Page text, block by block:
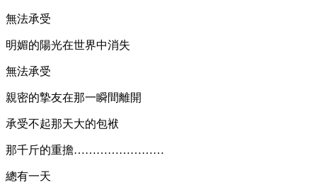
無法承受
明媚的陽光在世界中消失
無法承受
親密的摯友在那一瞬間離開
承受不起那天大的包袱
那千斤的重擔……………………
總有一天